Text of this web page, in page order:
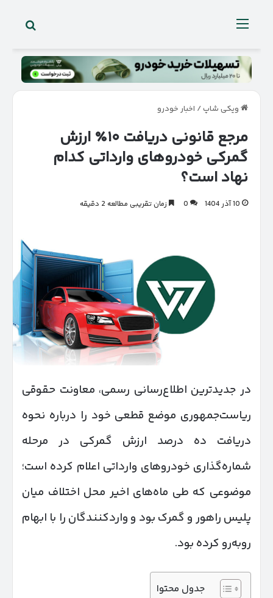
منو
ویکی شاپ/ اخبار خودرو
مرجع قانونی دریافت ۱۰٪ ارزش
گمرکی خودروهای وارداتی کدام
نهاد است؟
10 آذر 1404 0 زمان تقریبی مطالعه 2 دقیقه
در جدیدترین اطلاع‌رسانی رسمی، معاونت حقوقی
ریاست‌جمهوری موضع قطعی خود را درباره نحوه
دریافت ده درصد ارزش گمرکی در مرحله
شماره‌گذاری خودروهای وارداتی اعلام کرده است؛
موضوعی که طی ماه‌های اخیر محل اختلاف میان
پلیس راهور و گمرک بود و واردکنندگان را با ابهام
روبه‌رو کرده بود.
جدول محتوا